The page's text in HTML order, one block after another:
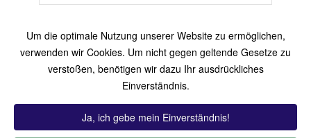
Copyright ©2019 by Thomas Füssler
Um die optimale Nutzung unserer Website zu ermöglichen,
verwenden wir Cookies. Um nicht gegen geltende Gesetze zu
verstoßen, benötigen wir dazu Ihr ausdrückliches
Einverständnis.
Ja, ich gebe mein Einverständnis!